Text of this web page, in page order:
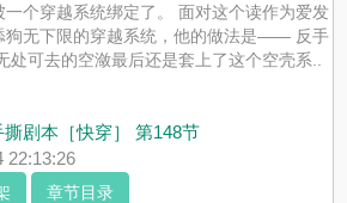
一个穿越系统绑定了。 面对这个读作为爱发
狗无下限的穿越系统，他的做法是—— 反手
处可去的空潋最后还是套上了这个空壳系..
剧本［快穿］ 第148节
22:13:26
章节目录